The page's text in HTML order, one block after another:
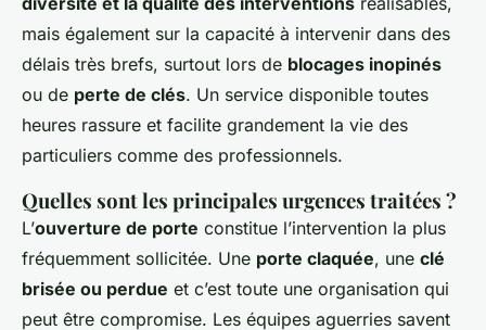
mais également sur la capacité à intervenir dans des
délais très brefs, surtout lors de blocages inopinés
ou de perte de clés. Un service disponible toutes
heures rassure et facilite grandement la vie des
particuliers comme des professionnels.
Quelles sont les principales urgences traitées ?
L’ouverture de porte constitue l’intervention la plus
fréquemment sollicitée. Une porte claquée, une clé
brisée ou perdue et c’est toute une organisation qui
peut être compromise. Les équipes aguerries savent